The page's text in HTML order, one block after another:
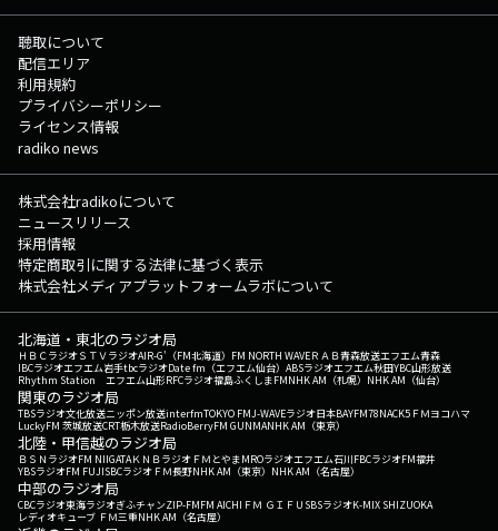
聴取について
配信エリア
利用規約
プライバシーポリシー
ライセンス情報
radiko news
株式会社radikoについて
ニュースリリース
採用情報
特定商取引に関する法律に基づく表示
株式会社メディアプラットフォームラボについて
北海道・東北のラジオ局
ＨＢＣラジオＳＴＶラジオAIR-G'（FM北海道） FM NORTH WAVEＲＡＢ青森放送エフエム青森
IBCラジオエフエム岩手tbcラジオDate fm（エフエム仙台） ABSラジオエフエム秋田YBC山形放送
Rhythm Station エフエム山形RFCラジオ福島ふくしまFMNHK AM（札幌） NHK AM（仙台）
関東のラジオ局
TBSラジオ文化放送ニッポン放送interfmTOKYO FMJ-WAVEラジオ日本BAYFM78NACK5 ＦＭヨコハマ
LuckyFM 茨城放送CRT栃木放送RadioBerryFM GUNMANHK AM（東京）
北陸・甲信越のラジオ局
ＢＳＮラジオFM NIIGATAＫＮＢラジオ ＦＭとやまMROラジオエフエム石川FBCラジオFM福井
YBSラジオFM FUJISBCラジオ ＦＭ長野NHK AM（東京） NHK AM（名古屋）
中部のラジオ局
CBCラジオ東海ラジオぎふチャンZIP-FMFM AICHI ＦＭ ＧＩＦＵ SBSラジオK-MIX SHIZUOKA
レディオキューブ ＦＭ三重NHK AM（名古屋）